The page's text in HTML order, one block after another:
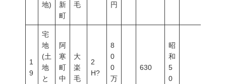
地)
新
町
毛
円
1
9
宅
地
(土
地
と
阿
寒
町
中
大
楽
毛
2
H?
8
0
0
万
630
昭
和
5
0